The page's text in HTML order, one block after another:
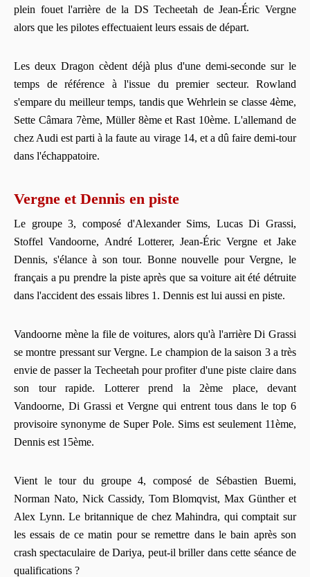
plein fouet l'arrière de la DS Techeetah de Jean-Éric Vergne
alors que les pilotes effectuaient leurs essais de départ.
Les deux Dragon cèdent déjà plus d'une demi-seconde sur le
temps de référence à l'issue du premier secteur. Rowland
s'empare du meilleur temps, tandis que Wehrlein se classe 4ème,
Sette Câmara 7ème, Müller 8ème et Rast 10ème. L'allemand de
chez Audi est parti à la faute au virage 14, et a dû faire demi-tour
dans l'échappatoire.
Vergne et Dennis en piste
Le groupe 3, composé d'Alexander Sims, Lucas Di Grassi,
Stoffel Vandoorne, André Lotterer, Jean-Éric Vergne et Jake
Dennis, s'élance à son tour. Bonne nouvelle pour Vergne, le
français a pu prendre la piste après que sa voiture ait été détruite
dans l'accident des essais libres 1. Dennis est lui aussi en piste.
Vandoorne mène la file de voitures, alors qu'à l'arrière Di Grassi
se montre pressant sur Vergne. Le champion de la saison 3 a très
envie de passer la Techeetah pour profiter d'une piste claire dans
son tour rapide. Lotterer prend la 2ème place, devant
Vandoorne, Di Grassi et Vergne qui entrent tous dans le top 6
provisoire synonyme de Super Pole. Sims est seulement 11ème,
Dennis est 15ème.
Vient le tour du groupe 4, composé de Sébastien Buemi,
Norman Nato, Nick Cassidy, Tom Blomqvist, Max Günther et
Alex Lynn. Le britannique de chez Mahindra, qui comptait sur
les essais de ce matin pour se remettre dans le bain après son
crash spectaculaire de Dariya, peut-il briller dans cette séance de
qualifications ?